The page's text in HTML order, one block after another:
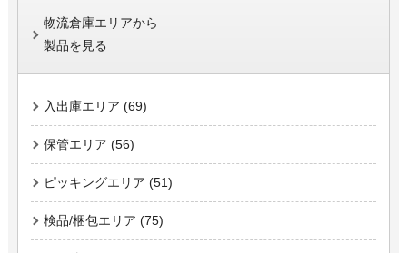
物流倉庫エリアから
製品を見る
入出庫エリア (69)
保管エリア (56)
ピッキングエリア (51)
検品/梱包エリア (75)